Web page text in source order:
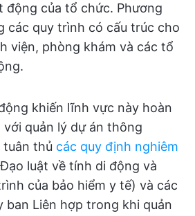
động của tổ chức. Phương
các quy trình có cấu trúc cho
viện, phòng khám và các tổ
khiến lĩnh vực này hoàn
quản lý dự án thông
tuân thủ các quy định nghiêm
luật về tính di động và
của bảo hiểm y tế) và các
ban Liên hợp trong khi quản